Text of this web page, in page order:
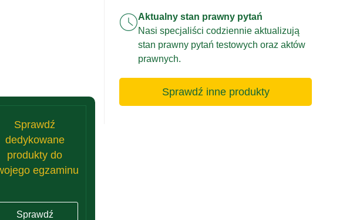
Sprawdź
dedykowane
produkty do
egzaminu
Sprawdź
Aktualny stan prawny pytań
Nasi specjaliści codziennie aktualizują
stan prawny pytań testowych oraz aktów
prawnych.
Sprawdź inne produkty